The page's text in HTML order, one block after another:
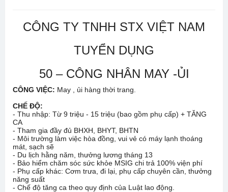
CÔNG TY TNHH STX VIỆT NAM
TUYỂN DỤNG
50 – CÔNG NHÂN MAY -ỦI
CÔNG VIỆC: May , ủi hàng thời trang.
CHẾ ĐỘ:
- Thu nhập: Từ 9 triệu - 15 triệu (bao gồm phụ cấp) + TĂNG
CA
- Tham gia đầy đủ BHXH, BHYT, BHTN
- Môi trường làm việc hòa đồng, vui vẻ có máy lạnh thoáng
mát, sạch sẽ
- Du lịch hằng năm, thưởng lương tháng 13
- Bảo hiểm chăm sóc sức khỏe MSIG chi trả 100% viện phí
- Phụ cấp khác: Cơm trưa, đi lại, phụ cấp chuyên cần, thưởng
năng suất
- Chế độ tăng ca theo quy định của Luật lao động.